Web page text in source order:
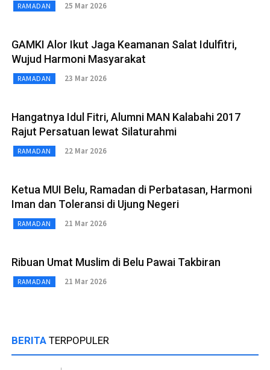
RAMADAN 25 Mar 2026
GAMKI Alor Ikut Jaga Keamanan Salat Idulfitri,
Wujud Harmoni Masyarakat
RAMADAN 23 Mar 2026
Hangatnya Idul Fitri, Alumni MAN Kalabahi 2017
Rajut Persatuan lewat Silaturahmi
RAMADAN 22 Mar 2026
Ketua MUI Belu, Ramadan di Perbatasan, Harmoni
Iman dan Toleransi di Ujung Negeri
RAMADAN 21 Mar 2026
Ribuan Umat Muslim di Belu Pawai Takbiran
RAMADAN 21 Mar 2026
BERITA TERPOPULER